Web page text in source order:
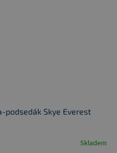
podsedák Skye Everest
Skladem